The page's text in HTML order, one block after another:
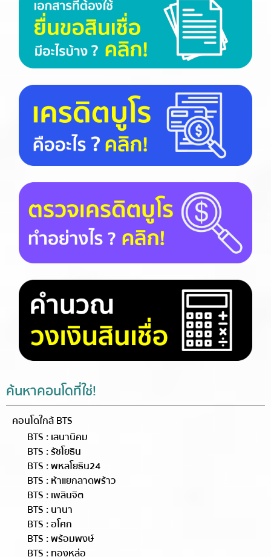
ค้นหาคอนโดที่ใช่!
คอนโดใกล้ BTS
BTS : เสนานิคม
BTS : รัชโยธิน
BTS : พหลโยธิน24
BTS : ห้าแยกลาดพร้าว
BTS : เพลินจิต
BTS : นานา
BTS : อโศก
BTS : พร้อมพงษ์
BTS : ทองหล่อ